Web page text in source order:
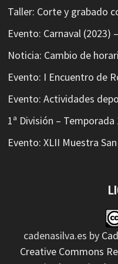
Taller: Corte y grabado
Evento: Carnaval (2023)
Noticia: Cambio de
Evento: I Encuentro de
Evento: Actividades
1ª División – Temporada
Evento: XLII Muestra
cadenasilva.es by
Creative Commons